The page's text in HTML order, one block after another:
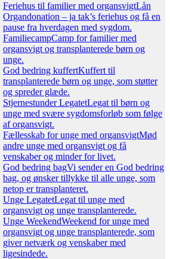
Feriehus til familier med organsvigtLån
Organdonation – ja tak’s feriehus og få en
pause fra hverdagen med sygdom.
FamiliecampCamp for familier med
organsvigt og transplanterede børn og
unge.
God bedring kuffertKuffert til
transplanterede børn og unge, som støtter
og spreder glæde.
Stjernestunder LegatetLegat til børn og
unge med svære sygdomsforløb som følge
af organsvigt.
Fællesskab for unge med organsvigtMød
andre unge med organsvigt og få
venskaber og minder for livet.
God bedring bagVi sender en God bedring
bag, og ønsker tillykke til alle unge, som
netop er transplanteret.
Unge LegatetLegat til unge med
organsvigt og unge transplanterede.
Unge WeekendWeekend for unge med
organsvigt og unge transplanterede, som
giver netværk og venskaber med
ligesindede.